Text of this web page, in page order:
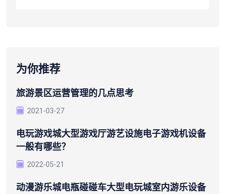
为你推荐
旅游景区运营管理的几点思考
2021-03-27
电玩游戏城大型游戏厅游艺设施电子游戏机设备
一般有哪些？
2022-05-21
动漫游乐城电瓶碰碰车大型电玩城室内游乐设备